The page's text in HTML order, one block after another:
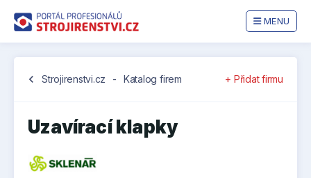
MENU
chevron_left Strojirenstvi.cz - Katalog firem + Přidat firmu
Uzavírací klapky